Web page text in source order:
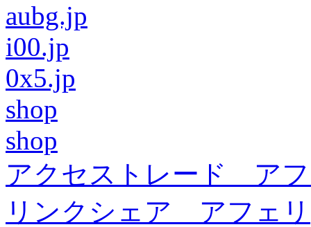
aubg.jp
i00.jp
0x5.jp
shop
shop
アクセストレード ア
リンクシェア アフェリ